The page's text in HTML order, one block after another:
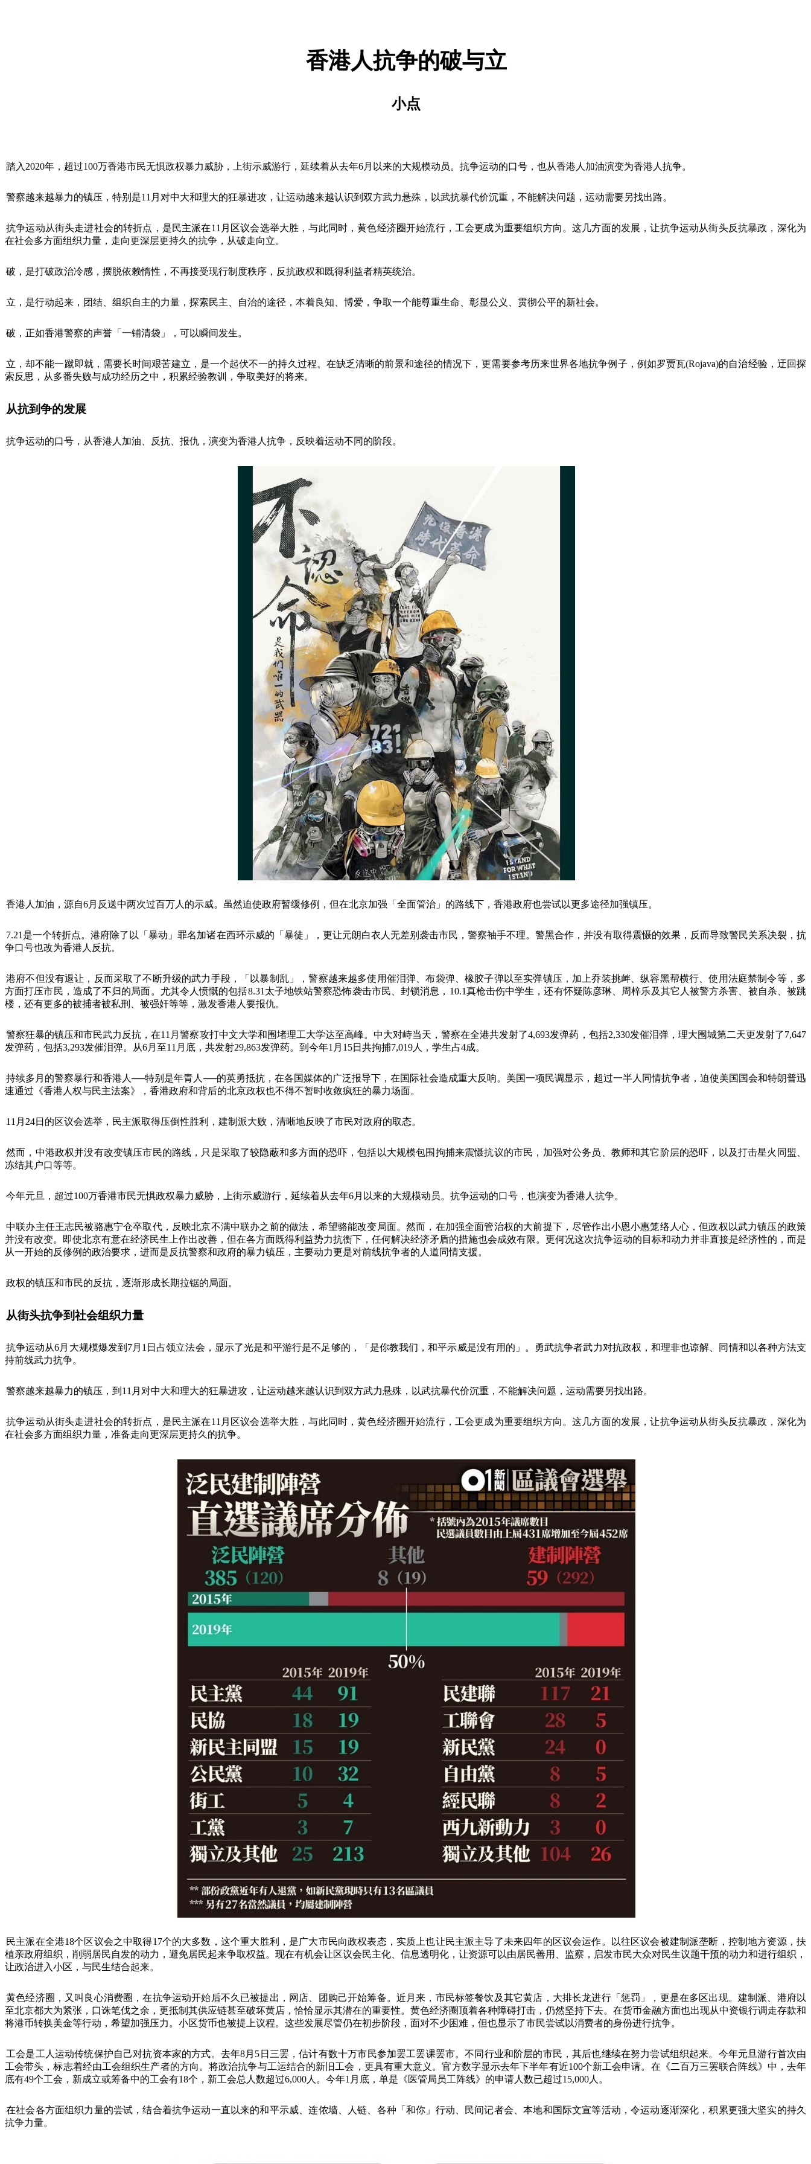
香港人抗争的破与立
小点
踏入 2020年，超过100万香港市民无惧政权暴力威胁，上街示威游行，延续着从去年6月以来的大规模动员。抗争运动的口号，也从香港人加油演变为香港人抗争。
警察越来越暴力的镇压，特别是11 月对中大和理大的狂暴进攻，让运动越来越认识到双方武力悬殊，以武抗暴代价沉重，不能解决问题，运动需要另找出路。
抗争运动从街头走进社会的转折点，是民主派在11 月区议会选举大胜，与此同时，黄色经济圈开始流行，工会更成为重要组织方向。这几方面的发展，让抗争运动从街头反抗暴政，深化为
在社会多方面组织力量，走向更深层更持久的抗争，从破走向立。
破，是打破政治冷感，摆脱依赖惰性，不再接受现行制度秩序，反抗政权和既得利益者精英统治。
立，是行动起来，团结、组织自主的力量，探索民主、自治的途径，本着良知、博爱，争取一个能尊重生命、彰显公义、贯彻公平的新社会。
破，正如香港警察的声誉「一铺清袋」，可以瞬间发生。
立，却不能一蹴即就，需要长时间艰苦建立，是一个起伏不一的持久过程。在缺乏清晰的前景和途径的情况下，更需要参考历来世界各地抗争例子，例如罗贾瓦(Rojava)的自治经验，迂回探
索反思，从多番失败与成功经历之中，积累经验教训，争取美好的将来。
从抗到争的发展
抗争运动的口号，从香港人加油、反抗、报仇，演变为香港人抗争，反映着运动不同的阶段。
香港人加油，源自6月反送中两次过百万人的示威。虽然迫使政府暂缓修例，但在北京加强「全面管治」的路线下，香港政府也尝试以更多途径加强镇压。
7.21 是一个转折点。港府除了以「暴动」罪名加诸在西环示威的「暴徒」，更让元朗白衣人无差别袭击市民，警察袖手不理。警黑合作，并没有取得震慑的效果，反而导致警民关系决裂，抗
争口号也改为香港人反抗。
港府不但没有退让，反而采取了不断升级的武力手段，「以暴制乱」，警察越来越多使用催泪弹、布袋弹、橡胶子弹以至实弹镇压，加上乔装挑衅、纵容黑帮横行、使用法庭禁制令等，多
方面打压市民，造成了不归的局面。尤其令人愤慨的包括8.31 太子地铁站警察恐怖袭击市民、封锁消息， 10.1真枪击伤中学生，还有怀疑陈彦琳、周梓乐及其它人被警方杀害、被自杀、被跳
楼，还有更多的被捕者被私刑、被强奸等等，激发香港人要报仇。
警察狂暴的镇压和市民武力反抗，在11 月警察攻打中文大学和围堵理工大学达至高峰。中大对峙当天，警察在全港共发射了4,693发弹药，包括2,330发催泪弹，理大围城第二天更发射了7,647
发弹药，包括3,293发催泪弹。从6月至11 月底，共发射29,863发弹药。到今年1 月 15日共拘捕7,019人，学生占4成。
持续多月的警察暴行和香港人──特别是年青人 ──的英勇抵抗，在各国媒体的广泛报导下，在国际社会造成重大反响。美国一项民调显示，超过一半人同情抗争者，迫使美国国会和特朗普迅
速通过《香港人权与民主法案》，香港政府和背后的北京政权也不得不暂时收敛疯狂的暴力场面。
11 月 24日的区议会选举，民主派取得压倒性胜利，建制派大败，清晰地反映了市民对政府的取态。
然而，中港政权并没有改变镇压市民的路线，只是采取了较隐蔽和多方面的恐吓，包括以大规模包围拘捕来震慑抗议的市民，加强对公务员、教师和其它阶层的恐吓，以及打击星火同盟、
冻结其户口等等。
今年元旦，超过100万香港市民无惧政权暴力威胁，上街示威游行，延续着从去年6月以来的大规模动员。抗争运动的口号，也演变为香港人抗争。
中联办主任王志民被骆惠宁仓卒取代，反映北京不满中联办之前的做法，希望骆能改变局面。然而，在加强全面管治权的大前提下，尽管作出小恩小惠笼络人心，但政权以武力镇压的政策
并没有改变。即使北京有意在经济民生上作出改善，但在各方面既得利益势力抗衡下，任何解决经济矛盾的措施也会成效有限。更何况这次抗争运动的目标和动力并非直接是经济性的，而是
从一开始的反修例的政治要求，进而是反抗警察和政府的暴力镇压，主要动力更是对前线抗争者的人道同情支援。
政权的镇压和市民的反抗，逐渐形成长期拉锯的局面。
从街头抗争到社会组织力量
抗争运动从6月大规模爆发到 7月 1 日占领立法会，显示了光是和平游行是不足够的，「是你教我们，和平示威是没有用的」。勇武抗争者武力对抗政权，和理非也谅解、同情和以各种方法支
持前线武力抗争。
警察越来越暴力的镇压，到 11 月对中大和理大的狂暴进攻，让运动越来越认识到双方武力悬殊，以武抗暴代价沉重，不能解决问题，运动需要另找出路。
抗争运动从街头走进社会的转折点，是民主派在11 月区议会选举大胜，与此同时，黄色经济圈开始流行，工会更成为重要组织方向。这几方面的发展，让抗争运动从街头反抗暴政，深化为
在社会多方面组织力量，准备走向更深层更持久的抗争。
民主派在全港18个区议会之中取得17个的大多数，这个重大胜利，是广大市民向政权表态，实质上也让民主派主导了未来四年的区议会运作。以往区议会被建制派垄断，控制地方资源，扶
植亲政府组织，削弱居民自发的动力，避免居民起来争取权益。现在有机会让区议会民主化、信息透明化，让资源可以由居民善用、监察，启发市民大众对民生议题干预的动力和进行组织，
让政治进入小区，与民生结合起来。
黄色经济圈，又叫良心消费圈，在抗争运动开始后不久已被提出，网店、团购己开始筹备。近月来，市民标签餐饮及其它黄店，大排长龙进行「惩罚」，更是在多区出现。建制派、港府以
至北京都大为紧张，口诛笔伐之余，更抵制其供应链甚至破坏黄店，恰恰显示其潜在的重要性。黄色经济圈顶着各种障碍打击，仍然坚持下去。在货币金融方面也出现从中资银行调走存款和
将港币转换美金等行动，希望加强压力。小区货币也被提上议程。这些发展尽管仍在初步阶段，面对不少困难，但也显示了市民尝试以消费者的身份进行抗争。
工会是工人运动传统保护自己对抗资本家的方式。去年8月 5 日三罢，估计有数十万市民参加罢工罢课罢市。不同行业和阶层的市民，其后也继续在努力尝试组织起来。今年元旦游行首次由
工会带头，标志着经由工会组织生产者的方向。将政治抗争与工运结合的新旧工会，更具有重大意义。官方数字显示去年下半年有近100个新工会申请。在《二百万三罢联合阵线》中，去年
底有49个工会，新成立或筹备中的工会有18个，新工会总人数超过6,000人。今年1 月底，单是《医管局员工阵线》的申请人数已超过15,000人。
在社会各方面组织力量的尝试，结合着抗争运动一直以来的和平示威、连侬墙、人链、各种「和你」行动、民间记者会、本地和国际文宣等活动，令运动逐渐深化，积累更强大坚实的持久
抗争力量。